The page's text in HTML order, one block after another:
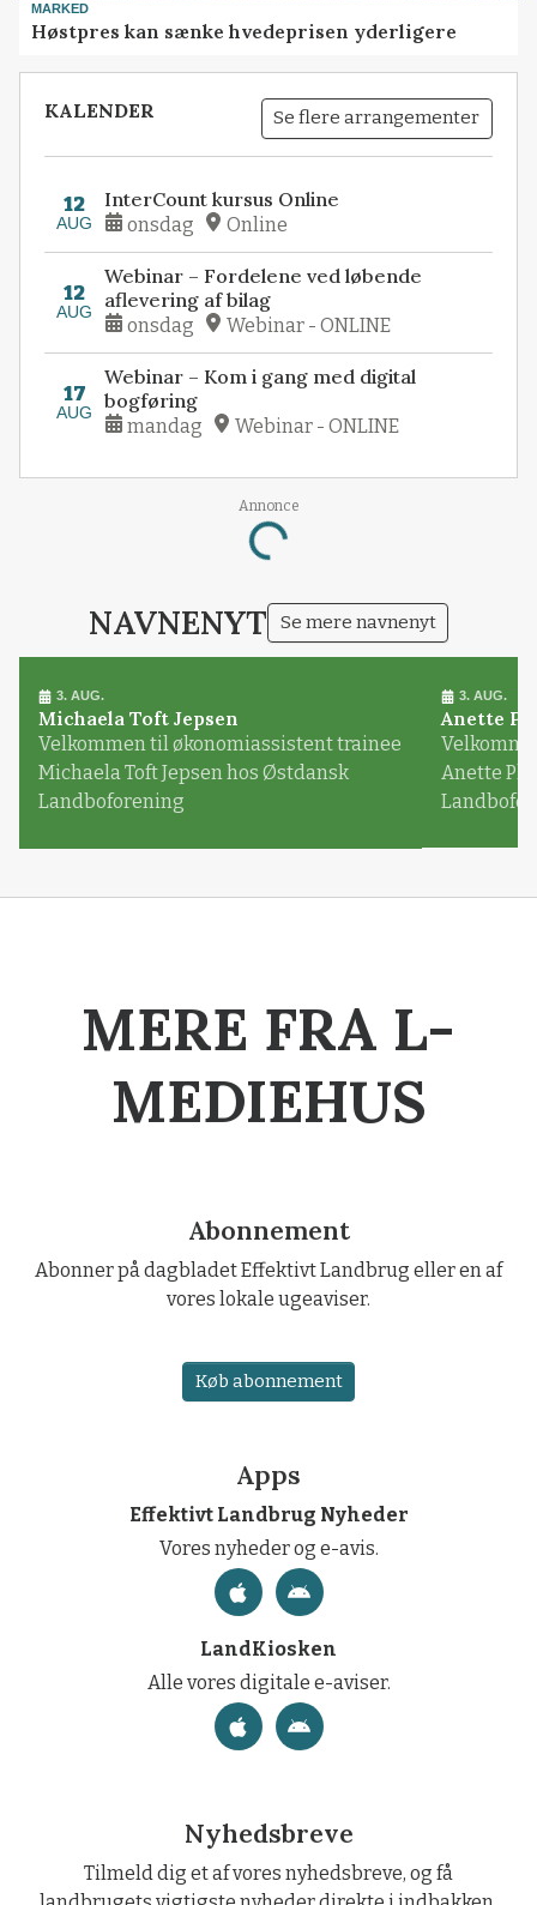
MARKED
Høstpres kan sænke hvedeprisen yderligere
KALENDER Se flere arrangementer
12
AUG
InterCount kursus Online
onsdag Online
12
AUG
Webinar – Fordelene ved løbende
aflevering af bilag
onsdag Webinar - ONLINE
17
AUG
Webinar – Kom i gang med digital
bogføring
mandag Webinar - ONLINE
Annonce
Loading...
NAVNENYT Se mere navnenyt
3. AUG.
Michaela Toft Jepsen
Velkommen til økonomiassistent trainee
Michaela Toft Jepsen hos Østdansk
Landboforening
3. AUG.
Anette
Anette
MERE FRA L-
MEDIEHUS
Abonnement
Abonner på dagbladet Effektivt Landbrug eller en af
vores lokale ugeaviser.
Køb abonnement
Apps
Effektivt Landbrug Nyheder
Vores nyheder og e-avis.
LandKiosken
Alle vores digitale e-aviser.
Nyhedsbreve
Tilmeld dig et af vores nyhedsbreve, og få